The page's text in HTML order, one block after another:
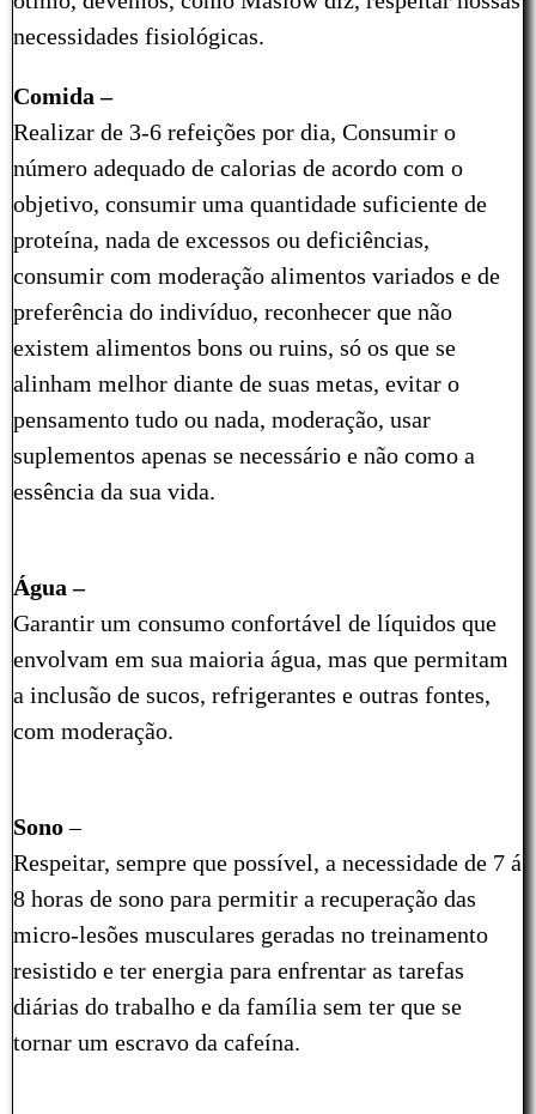
necessidades fisiológicas.
Comida –
Realizar de 3-6 refeições por dia, Consumir o
número adequado de calorias de acordo com o
objetivo, consumir uma quantidade suficiente de
proteína, nada de excessos ou deficiências,
consumir com moderação alimentos variados e de
preferência do indivíduo, reconhecer que não
existem alimentos bons ou ruins, só os que se
alinham melhor diante de suas metas, evitar o
pensamento tudo ou nada, moderação, usar
suplementos apenas se necessário e não como a
essência da sua vida.
Água –
Garantir um consumo confortável de líquidos que
envolvam em sua maioria água, mas que permitam
a inclusão de sucos, refrigerantes e outras fontes,
com moderação.
Sono–
Respeitar, sempre que possível, a necessidade de 7 á
8 horas de sono para permitir a recuperação das
micro-lesões musculares geradas no treinamento
resistido e ter energia para enfrentar as tarefas
diárias do trabalho e da família sem ter que se
tornar um escravo da cafeína.